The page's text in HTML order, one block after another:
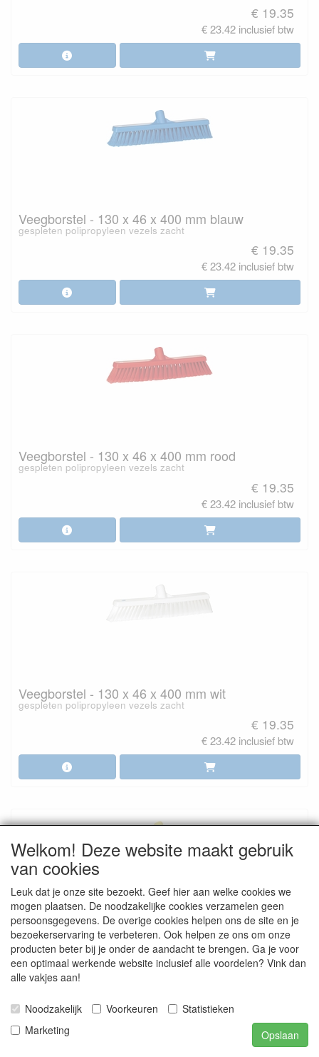
€ 19.35
€ 23.42 inclusief btw
Veegborstel - 130 x 46 x 400 mm blauw
gespleten polipropyleen vezels zacht
€ 19.35
€ 23.42 inclusief btw
Veegborstel - 130 x 46 x 400 mm rood
gespleten polipropyleen vezels zacht
€ 19.35
€ 23.42 inclusief btw
Veegborstel - 130 x 46 x 400 mm wit
gespleten polipropyleen vezels zacht
€ 19.35
€ 23.42 inclusief btw
Veegborstel - 130 x 46 x 400 mm geel
gespleten polipropyleen vezels zacht
€ 19.35
Welkom! Deze website maakt gebruik
van cookies
Leuk dat je onze site bezoekt. Geef hier aan welke cookies we
mogen plaatsen. De noodzakelijke cookies verzamelen geen
persoonsgegevens. De overige cookies helpen ons de site en je
bezoekerservaring te verbeteren. Ook helpen ze ons om onze
producten beter bij je onder de aandacht te brengen. Ga je voor
een optimaal werkende website inclusief alle voordelen? Vink dan
alle vakjes aan!
Noodzakelijk Voorkeuren
Statistieken
Marketing
Opslaan